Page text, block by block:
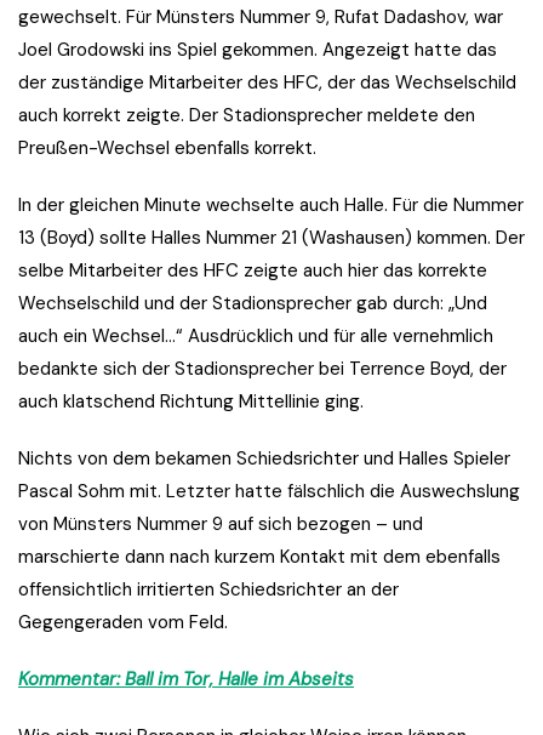
gewechselt. Für Münsters Nummer 9, Rufat Dadashov, war
Joel Grodowski ins Spiel gekommen. Angezeigt hatte das
der zuständige Mitarbeiter des HFC, der das Wechselschild
auch korrekt zeigte. Der Stadionsprecher meldete den
Preußen-Wechsel ebenfalls korrekt.
In der gleichen Minute wechselte auch Halle. Für die Nummer
13 (Boyd) sollte Halles Nummer 21 (Washausen) kommen. Der
selbe Mitarbeiter des HFC zeigte auch hier das korrekte
Wechselschild und der Stadionsprecher gab durch: „Und
auch ein Wechsel…“ Ausdrücklich und für alle vernehmlich
bedankte sich der Stadionsprecher bei Terrence Boyd, der
auch klatschend Richtung Mittellinie ging.
Nichts von dem bekamen Schiedsrichter und Halles Spieler
Pascal Sohm mit. Letzter hatte fälschlich die Auswechslung
von Münsters Nummer 9 auf sich bezogen – und
marschierte dann nach kurzem Kontakt mit dem ebenfalls
offensichtlich irritierten Schiedsrichter an der
Gegengeraden vom Feld.
Kommentar: Ball im Tor, Halle im Abseits